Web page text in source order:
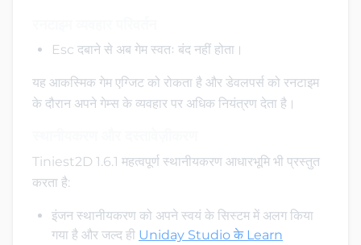
Esc दबाने से अब गेम स्वतः बंद नहीं होता।
यह आकस्मिक गेम एग्जिट को रोकता है और डेवलपर्स को रनटाइम
के दौरान अपने गेम्स के व्यवहार पर अधिक नियंत्रण देता है।
Tiniest2D 1.6.1 महत्वपूर्ण स्थानीयकरण आधारभूमि भी प्रस्तुत
करता है:
इंजन स्थानीयकरण को अपने स्वयं के सिस्टम में अलग किया
गया है और जल्द ही Uniday Studio के Learn